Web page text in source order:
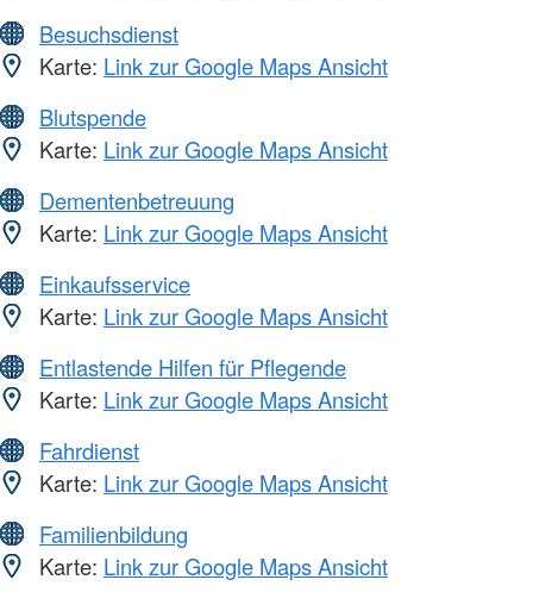
Besuchsdienst
Karte: Link zur Google Maps Ansicht
Blutspende
Karte: Link zur Google Maps Ansicht
Dementenbetreuung
Karte: Link zur Google Maps Ansicht
Einkaufsservice
Karte: Link zur Google Maps Ansicht
Entlastende Hilfen für Pflegende
Karte: Link zur Google Maps Ansicht
Fahrdienst
Karte: Link zur Google Maps Ansicht
Familienbildung
Karte: Link zur Google Maps Ansicht